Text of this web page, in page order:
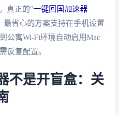
真正的"一键回国加速器
最省心的方案支持在手机设置
公寓Wi-Fi环境自动启用Mac
反复配置。
不是开盲盒：关